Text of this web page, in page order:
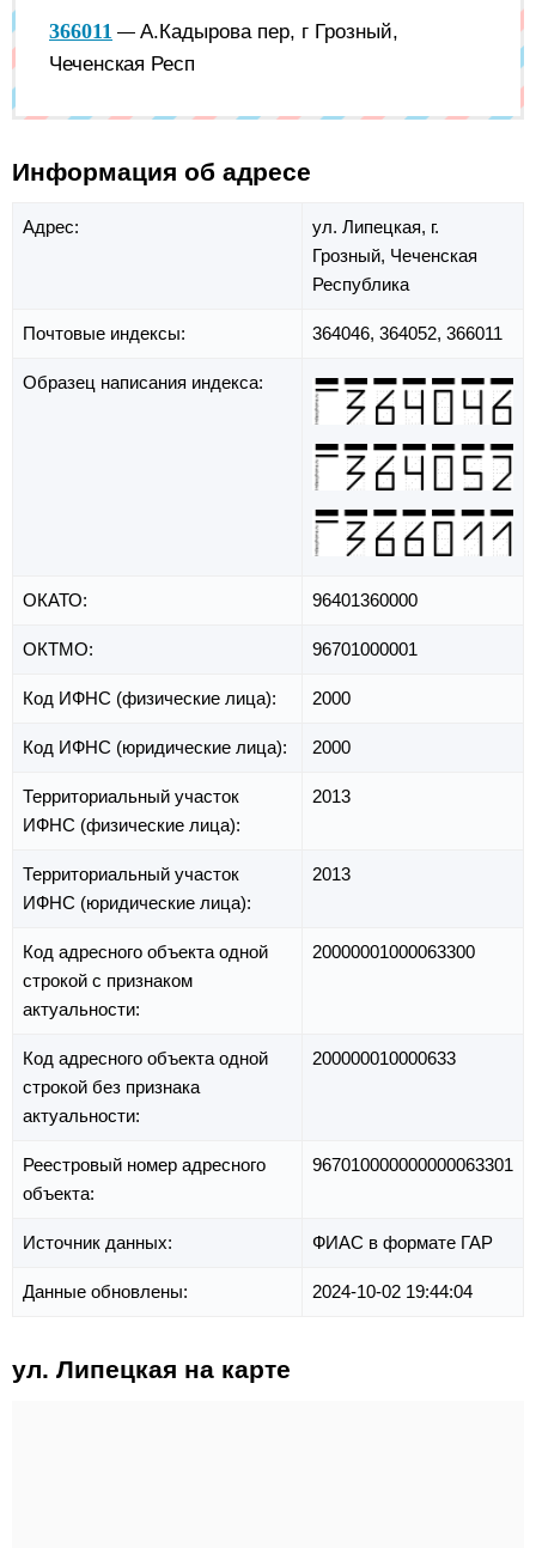
366011 — А.Кадырова пер, г Грозный,
Чеченская Респ
Информация об адресе
Адрес: ул. Липецкая, г.
Грозный, Чеченская
Республика
Почтовые индексы: 364046, 364052, 366011
Образец написания индекса:
ОКАТО: 96401360000
ОКТМО: 96701000001
Код ИФНС (физические лица): 2000
Код ИФНС (юридические лица): 2000
Территориальный участок
ИФНС (физические лица):
2013
Территориальный участок
ИФНС (юридические лица):
2013
Код адресного объекта одной
строкой с признаком
актуальности:
20000001000063300
Код адресного объекта одной
строкой без признака
актуальности:
200000010000633
Реестровый номер адресного
объекта:
967010000000000063301
Источник данных: ФИАС в формате ГАР
Данные обновлены: 2024-10-02 19:44:04
ул. Липецкая на карте